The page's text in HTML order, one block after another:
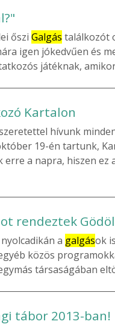
őszi Galgás találkozót
igen jókedvűen és
játéknak,
Kartalon
hívunk
19-én tartunk,
erre a napra, hiszen
rendeztek
a galgások
közös
társaságában
tábor 2013-ban!